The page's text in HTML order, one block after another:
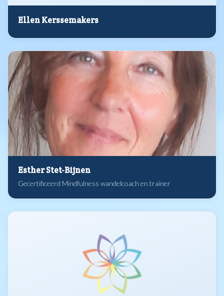
Ellen Kerssemakers
Esther Stet-Bijnen
Gecertificeerd Mindfulness wandelcoach en trainer